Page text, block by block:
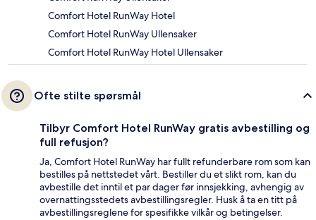
Comfort Hotel RunWay Hotel
Comfort Hotel RunWay Ullensaker
Comfort Hotel RunWay Hotel Ullensaker
Ofte stilte spørsmål
Tilbyr Comfort Hotel RunWay gratis avbestilling og
full refusjon?
Ja, Comfort Hotel RunWay har fullt refunderbare rom som kan
bestilles på nettstedet vårt. Bestiller du et slikt rom, kan du
avbestille det inntil et par dager før innsjekking, avhengig av
overnattingsstedets avbestillingsregler. Husk å ta en titt på
avbestillingsreglene for spesifikke vilkår og betingelser.